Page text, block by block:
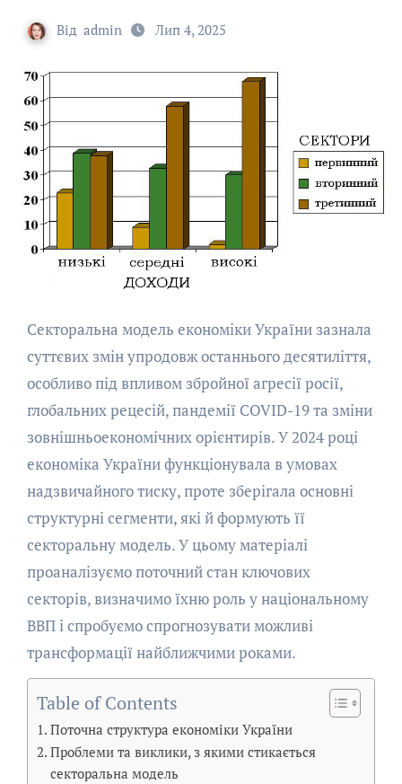
Від admin Лип 4, 2025
Секторальна модель економіки України зазнала
суттєвих змін упродовж останнього десятиліття,
особливо під впливом збройної агресії росії,
глобальних рецесій, пандемії COVID-19 та зміни
зовнішньоекономічних орієнтирів. У 2024 році
економіка України функціонувала в умовах
надзвичайного тиску, проте зберігала основні
структурні сегменти, які й формують її
секторальну модель. У цьому матеріалі
проаналізуємо поточний стан ключових
секторів, визначимо їхню роль у національному
ВВП і спробуємо спрогнозувати можливі
трансформації найближчими роками.
Table of Contents
Поточна структура економіки України
Проблеми та виклики, з якими стикається
секторальна модель